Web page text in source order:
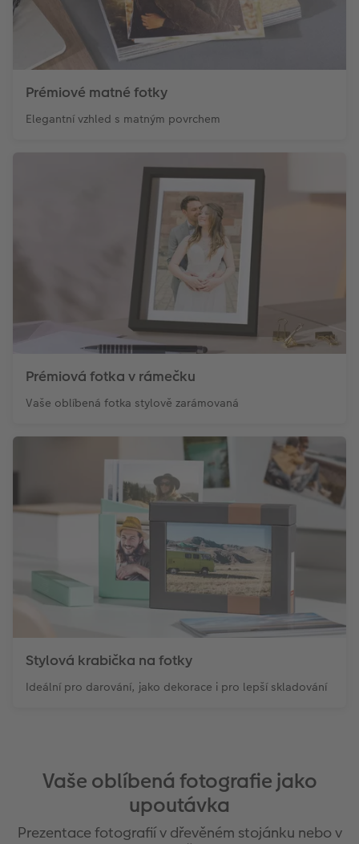
Prémiové matné fotky
Elegantní vzhled s matným povrchem
Prémiová fotka v rámečku
Vaše oblíbená fotka stylově zarámovaná
Stylová krabička na fotky
Ideální pro darování, jako dekorace i pro lepší skladování
Vaše oblíbená fotografie jako
upoutávka
Prezentace fotografií v dřevěném stojánku nebo v